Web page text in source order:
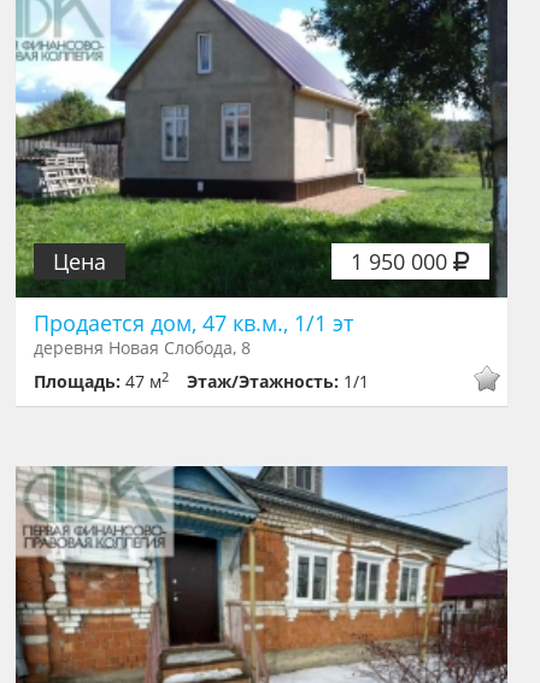
1 950 000
Цена
Продается дом, 47 кв.м., 1/1 эт
деревня Новая Слобода, 8
Площадь:47 м2 Этаж/Этажность: 1/1